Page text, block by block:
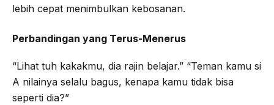
lebih cepat menimbulkan kebosanan.
Perbandingan yang Terus-Menerus
“Lihat tuh kakakmu, dia rajin belajar.” “Teman kamu si
A nilainya selalu bagus, kenapa kamu tidak bisa
seperti dia?”